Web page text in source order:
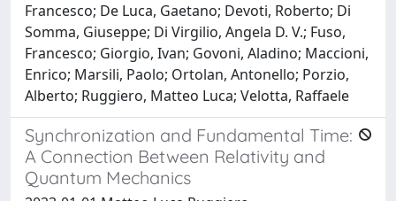
Francesco; De Luca, Gaetano; Devoti, Roberto; Di
Somma, Giuseppe; Di Virgilio, Angela D. V.; Fuso,
Francesco; Giorgio, Ivan; Govoni, Aladino; Maccioni,
Enrico; Marsili, Paolo; Ortolan, Antonello; Porzio,
Alberto; Ruggiero, Matteo Luca; Velotta, Raffaele
Synchronization and Fundamental Time:
A Connection Between Relativity and
Quantum Mechanics